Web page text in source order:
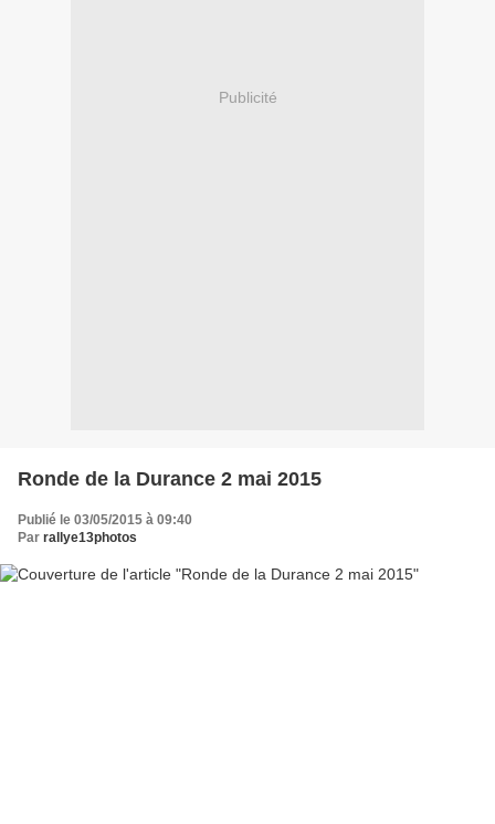
Publicité
Ronde de la Durance 2 mai 2015
Publié le 03/05/2015 à 09:40
Par rallye13photos